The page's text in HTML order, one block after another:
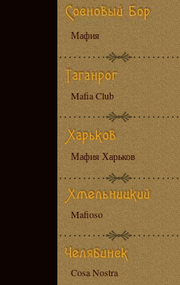
Мафия
Mafia Club
Мафия Харьков
Mafioso
Cosa Nostra